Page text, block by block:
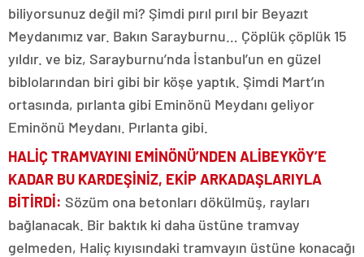
biliyorsunuz değil mi? Şimdi pırıl pırıl bir Beyazıt
Meydanımız var. Bakın Sarayburnu… Çöplük çöplük 15
yıldır. ve biz, Sarayburnu’nda İstanbul’un en güzel
biblolarından biri gibi bir köşe yaptık. Şimdi Mart’ın
ortasında, pırlanta gibi Eminönü Meydanı geliyor
Eminönü Meydanı. Pırlanta gibi.
HALİÇ TRAMVAYINI EMİNÖNÜ’NDEN ALİBEYKÖY’E
KADAR BU KARDEŞİNİZ, EKİP ARKADAŞLARIYLA
BİTİRDİ: Sözüm ona betonları dökülmüş, rayları
bağlanacak. Bir baktık ki daha üstüne tramvay
gelmeden, Haliç kıyısındaki tramvayın üstüne konacağı